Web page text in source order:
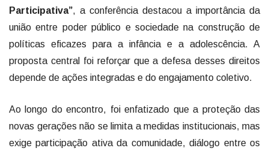
Participativa”, a conferência destacou a importância da
união entre poder público e sociedade na construção de
políticas eficazes para a infância e a adolescência. A
proposta central foi reforçar que a defesa desses direitos
depende de ações integradas e do engajamento coletivo.
Ao longo do encontro, foi enfatizado que a proteção das
novas gerações não se limita a medidas institucionais, mas
exige participação ativa da comunidade, diálogo entre os